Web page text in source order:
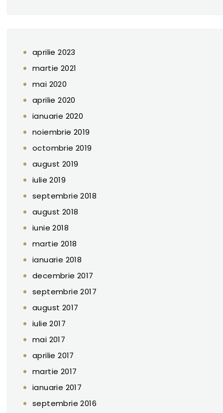
aprilie 2023
martie 2021
mai 2020
aprilie 2020
ianuarie 2020
noiembrie 2019
octombrie 2019
august 2019
iulie 2019
septembrie 2018
august 2018
iunie 2018
martie 2018
ianuarie 2018
decembrie 2017
septembrie 2017
august 2017
iulie 2017
mai 2017
aprilie 2017
martie 2017
ianuarie 2017
septembrie 2016